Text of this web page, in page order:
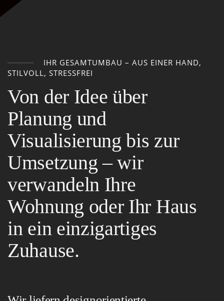
IHR GESAMTUMBAU – AUS EINER HAND,
STILVOLL, STRESSFREI
Von der Idee über
Planung und
Visualisierung bis zur
Umsetzung – wir
verwandeln Ihre
Wohnung oder Ihr Haus
in ein einzigartiges
Zuhause.